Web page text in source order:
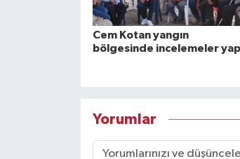
Cem Kotan yangın
bölgesinde incelemeler
Yorumlar